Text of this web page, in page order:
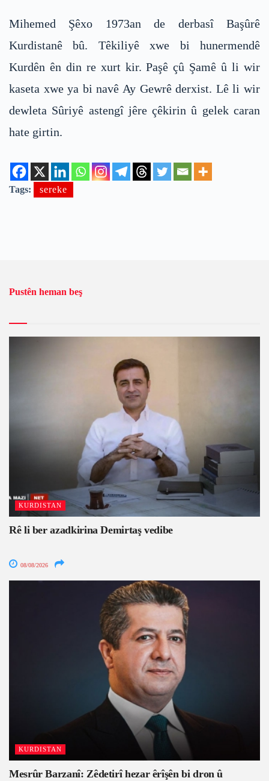
Mihemed Şêxo 1973an de derbasî Başûrê
Kurdistanê bû. Têkiliyê xwe bi hunermendê
Kurdên ên din re xurt kir. Paşê çû Şamê û li wir
kaseta xwe ya bi navê Ay Gewrê derxist. Lê li wir
dewleta Sûriyê astengî jêre çêkirin û gelek caran
hate girtin.
Tags: sereke
Pustên heman beş
KURDISTAN
Rê li ber azadkirina Demirtaş vedibe
08/08/2026
KURDISTAN
Mesrûr Barzanî: Zêdetirî hezar êrîşên bi dron û